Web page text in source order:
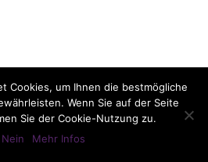
Cookies, um Ihnen die bestmögliche
Wenn Sie auf der Seite
Sie der Cookie-Nutzung zu.
Nein Mehr Infos